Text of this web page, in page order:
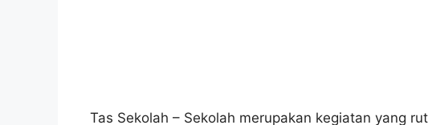
Tas Sekolah – Sekolah merupakan kegiatan yang